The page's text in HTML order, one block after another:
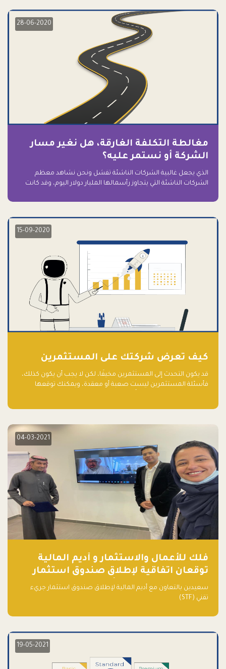
28-06-2020
مغالطة التكلفة الغارقة، هل نغير مسار
الشركة أو نستمر عليه؟
الذي يجعل غالبية الشركات الناشئة تفشل ونحن نشاهد معظم
الشركات الناشئة التي يتجاوز رأسمالها المليار دولار اليوم، وقد كانت
15-09-2020
كيف تعرض شركتك على المستثمرين
قد يكون التحدث إلى المستثمرين مخيفًا، لكن لا يجب أن يكون كذلك،
فأسئلة المستثمرين ليست صعبة أو معقدة، ويمكنك توقعها
04-03-2021
فلك للأعمال والاستثمار و أديم المالية
توقعان اتفاقية لإطلاق صندوق استثمار
جريء تقني (STF) - مشغل من قبل فـلك
سعيدين بالتعاون مع أديم المالية لإطلاق صندوق استثمار جريء
تقني (STF)
19-05-2021